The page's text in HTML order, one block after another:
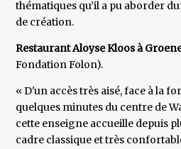
thématiques qu’il a pu aborder
de création.
Restaurant Aloyse Kloos à
Fondation Folon).
« D'un accès très aisé, face à la
quelques minutes du centre de
cette enseigne accueille depuis
cadre classique et très